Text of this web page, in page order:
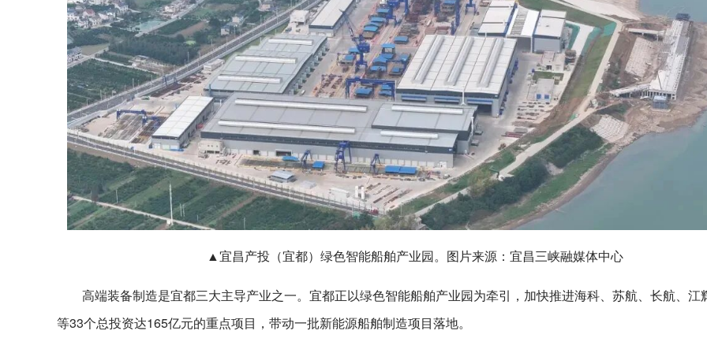
▲宜昌产投（宜都）绿色智能船舶产业园。图片来源：宜昌三峡融媒体中心
高端装备制造是宜都三大主导产业之一。宜都正以绿色智能船舶产业园为牵引，加快推进海科、苏航、长航、江
等33个总投资达165亿元的重点项目，带动一批新能源船舶制造项目落地。